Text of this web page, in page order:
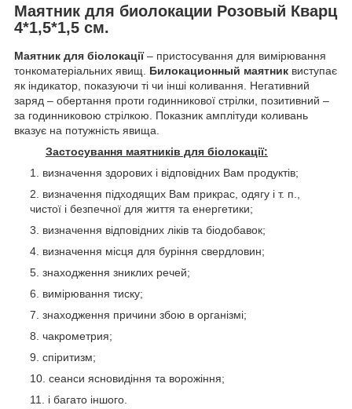
Маятник для биолокации Розовый Кварц
4*1,5*1,5 см.
Маятник для біолокації– пристосування для вимірювання
тонкоматеріальних явищ. Билокационный маятник виступає
як індикатор, показуючи ті чи інші коливання. Негативний
заряд – обертання проти годинникової стрілки, позитивний –
за годинниковою стрілкою. Показник амплітуди коливань
вказує на потужність явища.
Застосування маятників для біолокації:
визначення здорових і відповідних Вам продуктів;
визначення підходящих Вам прикрас, одягу і т. п.,
чистої і безпечної для життя та енергетики;
визначення відповідних ліків та біодобавок;
визначення місця для буріння свердловин;
знаходження зниклих речей;
вимірювання тиску;
знаходження причини збою в організмі;
чакрометрия;
спіритизм;
сеанси ясновидіння та ворожіння;
і багато іншого.